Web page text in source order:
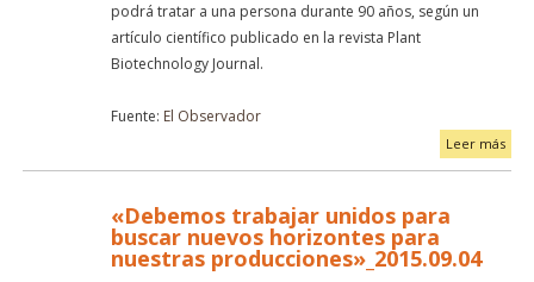
podrá tratar a una persona durante 90 años, según un
artículo científico publicado en la revista Plant
Biotechnology Journal.
Fuente: El Observador
Leer más
«Debemos trabajar unidos para
buscar nuevos horizontes para
nuestras producciones»_2015.09.04